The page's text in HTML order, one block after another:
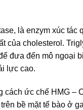
là enzym xúc tác
của cholesterol.
đưa đến mô ngoại
lực cao.
ức chế HMG –
bề mặt tế bào ở